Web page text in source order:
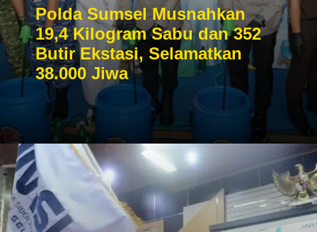
Polda Sumsel Musnahkan
19,4 Kilogram Sabu dan 352
Butir Ekstasi, Selamatkan
38.000 Jiwa